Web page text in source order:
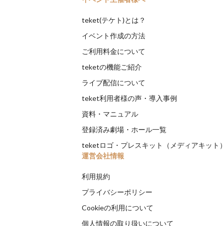
teket(テケト)とは？
イベント作成の方法
ご利用料金について
teketの機能ご紹介
ライブ配信について
teket利用者様の声・導入事例
資料・マニュアル
登録済み劇場・ホール一覧
teketロゴ・プレスキット（メディアキット）
運営会社情報
利用規約
プライバシーポリシー
Cookieの利用について
個人情報の取り扱いについて